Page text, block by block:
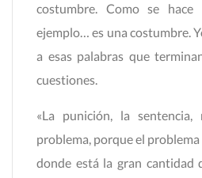
costumbre. Como se
ejemplo… es una costumbre.
a esas palabras que
cuestiones.
«La punición, la
problema, porque el problema
donde está la gran cantidad